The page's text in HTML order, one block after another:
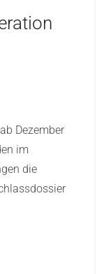
Dezember
im
die